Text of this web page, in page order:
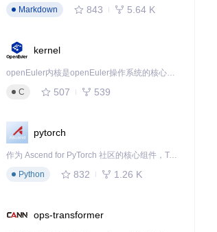
Markdown
843 5.64 K
kernel
openEuler内核是openEuler操作系统的核心，既是系统性能与稳定性的基石，也是连接处理器、设备与服务的桥梁。
C
507 539
pytorch
作为 Ascend for PyTorch 社区的核心组件，TorchNPU 是昇腾专为 PyTorch 打造的深度学习适配插件，使 PyTorch 框架能够直接调用昇腾 NPU，为开发者提供昇腾 AI 处理器的超强算力。
Python
832 1.26 K
ops-transformer